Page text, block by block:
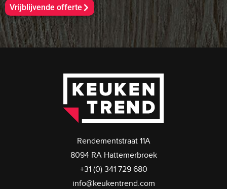
Vrijblijvende offerte
Rendementstraat 11A
8094 RA Hattemerbroek
+31 (0) 341 729 680
info@keukentrend.com